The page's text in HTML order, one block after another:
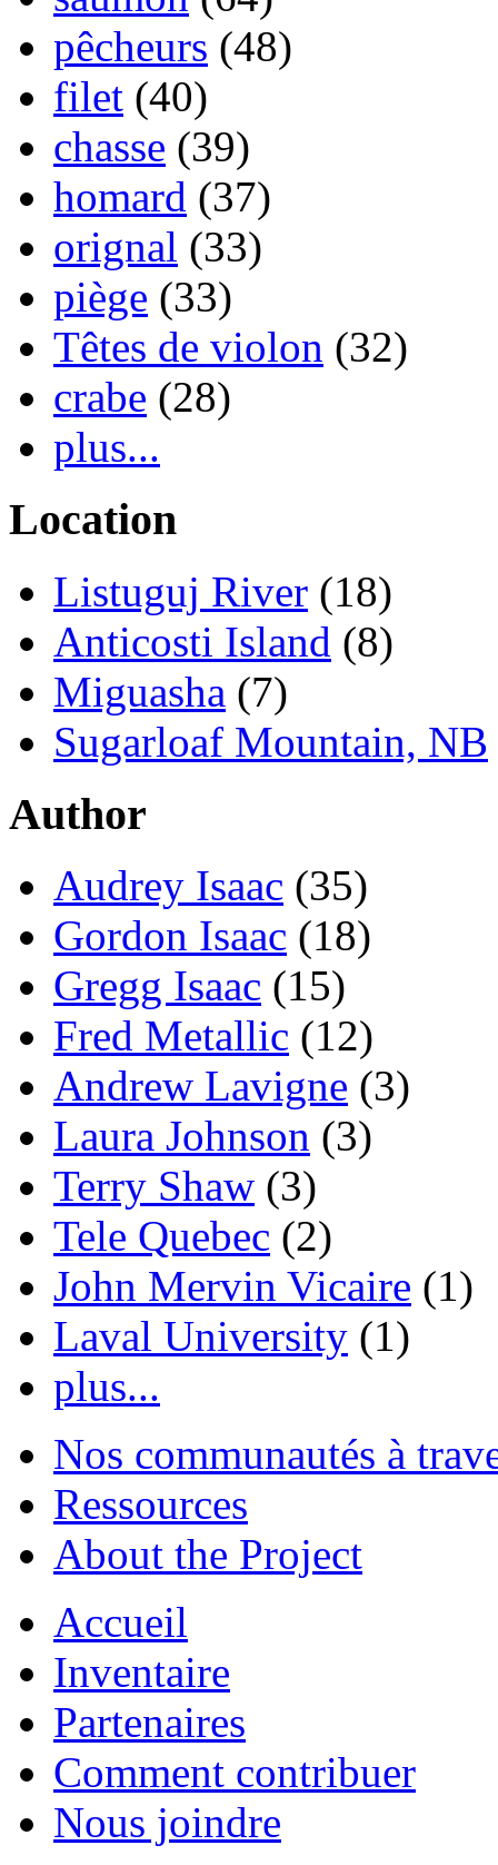
pêcheurs (48)
filet (40)
chasse (39)
homard (37)
orignal (33)
piège (33)
Têtes de violon (32)
crabe (28)
plus...
Location
Listuguj River (18)
Anticosti Island (8)
Miguasha (7)
Sugarloaf Mountain, NB
Author
Audrey Isaac (35)
Gordon Isaac (18)
Gregg Isaac (15)
Fred Metallic (12)
Andrew Lavigne (3)
Laura Johnson (3)
Terry Shaw (3)
Tele Quebec (2)
John Mervin Vicaire (1)
Laval University (1)
plus...
Nos communautés à
Ressources
About the Project
Accueil
Inventaire
Partenaires
Comment contribuer
Nous joindre